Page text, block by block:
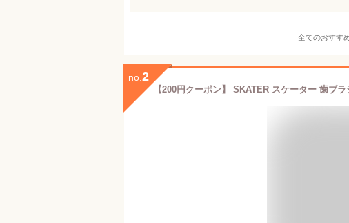
全てのおすす
no. 2